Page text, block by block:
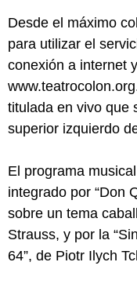
Desde el máximo
para utilizar el
conexión a internet
titulada en vivo que
superior izquierdo
El programa
integrado por “Don
sobre un tema
Strauss, y por la
64”, de Piotr Ilych